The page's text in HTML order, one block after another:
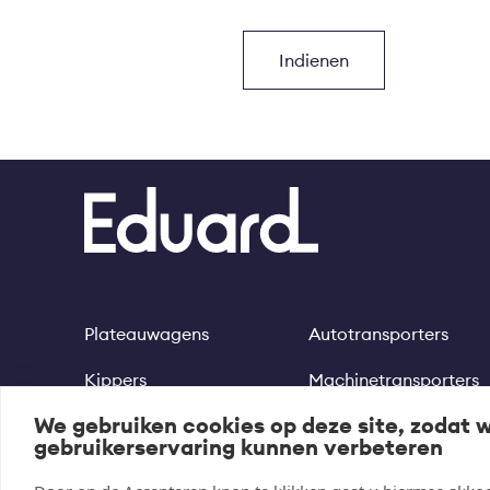
We gebruiken cookies op deze site, zodat
gebruikerservaring kunnen verbeteren
Footer
Plateauwagens
Kippers
Multitransporters
Autotransporters
Machinetransporters
Motortrailer